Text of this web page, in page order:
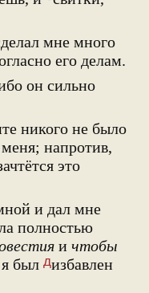
мне много
его делам.
он сильно
никого не было
напротив,
это
и дал мне
полностью
и чтобы
был дизбавлен